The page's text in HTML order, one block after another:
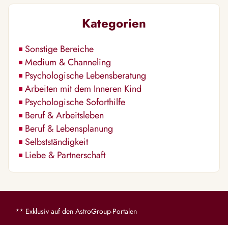
Kategorien
Sonstige Bereiche
Medium & Channeling
Psychologische Lebensberatung
Arbeiten mit dem Inneren Kind
Psychologische Soforthilfe
Beruf & Arbeitsleben
Beruf & Lebensplanung
Selbstständigkeit
Liebe & Partnerschaft
** Exklusiv auf den AstroGroup-Portalen